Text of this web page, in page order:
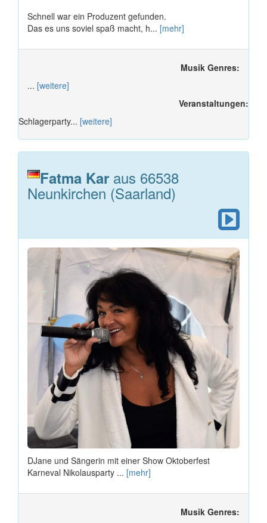
Schnell war ein Produzent gefunden.
Das es uns soviel spaß macht, h... [mehr]
Musik Genres:
... [weitere]
Veranstaltungen:
Schlagerparty... [weitere]
Fatma Kar aus 66538
Neunkirchen (Saarland)
DJane und Sängerin mit einer Show Oktoberfest
Karneval Nikolausparty ... [mehr]
Musik Genres: